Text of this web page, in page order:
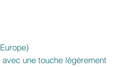
une touche légèrement